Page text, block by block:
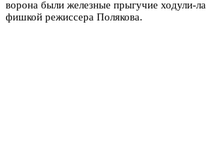
ворона были железные прыгучие ходули-
фишкой режиссера Полякова.